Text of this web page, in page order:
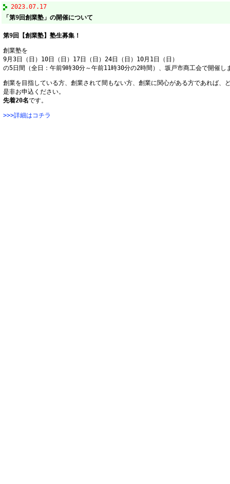
2023.07.17
「第9回創業塾」の開催について
第9回【創業塾】塾生募集！
創業塾を
9月3日（日）10日（日）17日（日）24日（日）10月1日（日）
の5日間（全日：午前9時30分～午前11時30分の2時間）、坂戸市商工会で開催し
創業を目指している方、創業されて間もない方、創業に関心がある方であれば、
是非お申込ください。
先着20名です。
>>>詳細はコチラ